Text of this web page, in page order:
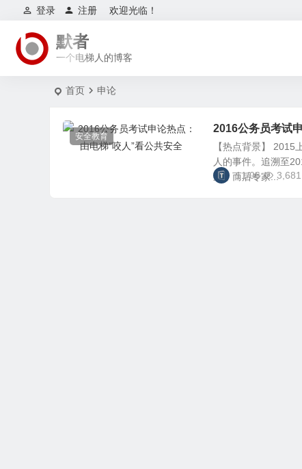
欢迎光临！
登录 注册
默者
一个电梯人的博客
首页 申论
安全教育
2016公务员考试
【热点背景】
人的事件。追溯至
致，而后专家...
11/06 3,681